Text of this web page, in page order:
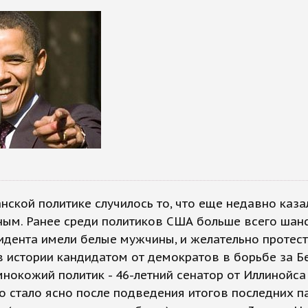
политике случилось то, что еще недавно
Ранее среди политиков США больше всего
имели белые мужчины, и желательно
истории кандидатом от демократов в борьбе за
политик - 46-летний сенатор от
стало ясно после подведения итогов последних